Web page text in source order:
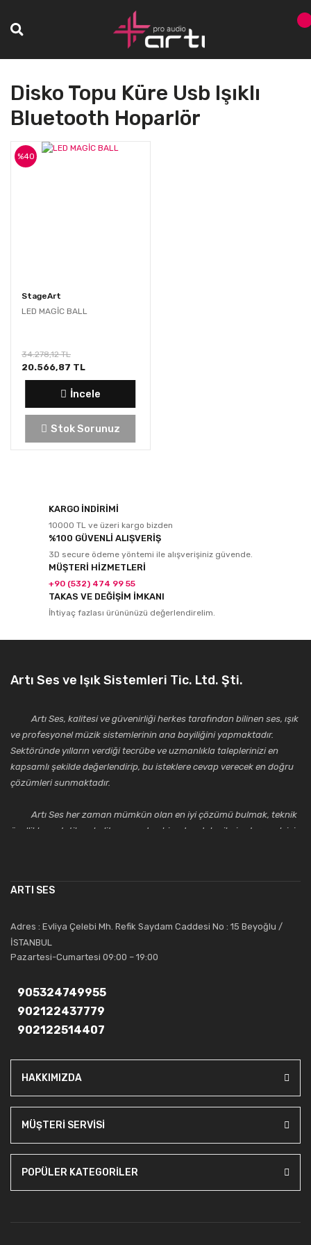
Disko Topu Küre Usb Işıklı
Bluetooth Hoparlör
StageArt
LED MAGİC BALL
%40
34.278,12 TL
20.566,87 TL
İncele
Stok Sorunuz
KARGO İNDİRİMİ
10000 TL ve üzeri kargo bizden
%100 GÜVENLİ ALIŞVERİŞ
3D secure ödeme yöntemi ile alışverişiniz güvende.
MÜŞTERİ HİZMETLERİ
+90 (532) 474 99 55
TAKAS VE DEĞİŞİM İMKANI
İhtiyaç fazlası ürününüzü değerlendirelim.
Artı Ses ve Işık Sistemleri Tic. Ltd. Şti.
Artı Ses, kalitesi ve güvenirliği herkes tarafından bilinen ses, ışık
ve profesyonel müzik sistemlerinin ana bayiliğini yapmaktadır.
Sektöründe yılların verdiği tecrübe ve uzmanlıkla taleplerinizi en
kapsamlı şekilde değerlendirip, bu isteklere cevap verecek en doğru
çözümleri sunmaktadır.
Artı Ses her zaman mümkün olan en iyi çözümü bulmak, teknik
özellikler, estetik ve kalite açısından bir adım daha ileriye taşımak için
saygıdeğer yerini kazanmıştır.
Artı Ses, güler yüzü ve deneyimi ile bu gün ve gelecekte
güvenebileceğiniz bir tercihtir.
ARTI SES
Adres : Evliya Çelebi Mh. Refik Saydam Caddesi No : 15 Beyoğlu /
İSTANBUL
Pazartesi-Cumartesi 09:00 – 19:00
905324749955
902122437779
902122514407
HAKKIMIZDA
MÜŞTERİ SERVİSİ
POPÜLER KATEGORİLER